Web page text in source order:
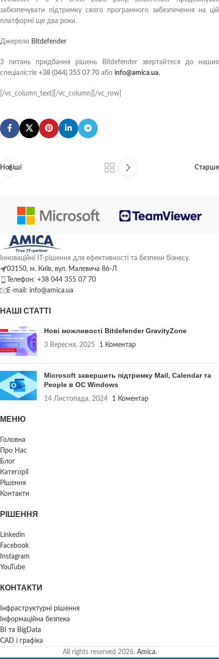
забезпечувати підтримку свого програмного забезпечення на цій
платформі ще два роки.
Джерело Bitdefender
З питань придбання рішень Bitdefender звертайтеся до наших
спеціалістів +38 (044) 355 07 70 або info@amica.ua.
[/vc_column_text][/vc_column][/vc_row]
Новіші Старше
Інноваційні ІТ-рішення для ефективності та безпеки бізнесу.
03150, м. Київ, вул. Малевича 86-Л
Телефон: +38 044 355 07 70
E-mail: info@amica.ua
НАШІ СТАТТІ
Нові можливості Bitdefender GravityZone
3 Вересня, 2025 1 Коментар
Microsoft завершить підтримку Mail, Calendar та
People в ОС Windows
14 Листопада, 2024 1 Коментар
МЕНЮ
Головна
Про Нас
Блог
Категорії
Рішення
Контакти
РІШЕННЯ
Linkedin
Facebook
Instagram
YouTube
КОНТАКТИ
Інфраструктурні рішення
Інформаційна безпека
BI та BigData
CAD і графіка
All rights reserved 2026. Amica.